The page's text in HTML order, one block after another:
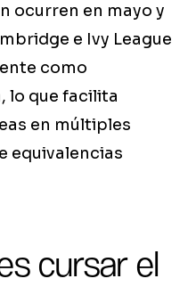
ocurren en mayo y
e Ivy League
como
lo que facilita
en múltiples
equivalencias
cursar el